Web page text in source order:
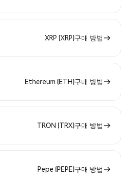
XRP (XRP)구매 방법
Ethereum (ETH)구매 방법
TRON (TRX)구매 방법
Pepe (PEPE)구매 방법